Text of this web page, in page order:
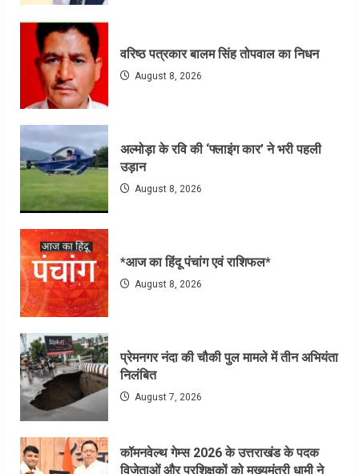
वरिष्ठ पत्रकार बालम सिंह तोपवाल का निधन
August 8, 2026
अल्मोड़ा के रवि की ‘फ्लाइंग कार’ ने भरी पहली
उड़ान
August 8, 2026
*आज का हिंदू पंचांग एवं राशिफल*
August 8, 2026
प्रेमनगर नंदा की चौकी पुल मामले में तीन अभियंता
निलंबित
August 7, 2026
कॉमनवेल्थ गेम्स 2026 के उत्तराखंड के पदक
विजेताओं और प्रशिक्षकों को मुख्यमंत्री धामी ने